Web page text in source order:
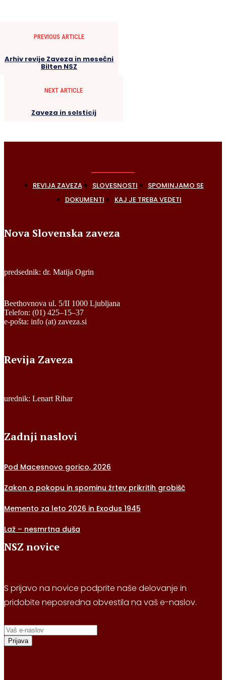
PREVIOUS ARTICLE
Arhiv revije Zaveza in mesečni
Bilten NSZ
NEXT ARTICLE
Zaveza in solsticij
REVIJA ZAVEZA SLOVESNOSTI
SPOMINJAMO SE
DOKUMENTI
KAJ JE TREBA VEDETI
Nova Slovenska zaveza
predsednik: dr. Matija Ogrin
Beethovnova ul. 5/II 1000 Ljubljana
Telefon: (01) 425–15–37
e-pošta: info (at) zaveza.si
Revija Zaveza
urednik: Lenart Rihar
Zadnji naslovi
Pod Macesnovo gorico, 2026
Zakon o pokopu in spominu žrtev prikritih grobišč
Memento za leto 2026 in Exodus 1945
Laž – nesmrtna duša
NSZ novice
S prijavo na novice podprite naše delovanje in
pridobite neposredna obvestila na vaš e-naslov.
Prijava